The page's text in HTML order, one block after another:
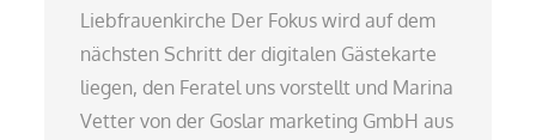
Liebfrauenkirche Der Fokus wird auf dem
nächsten Schritt der digitalen Gästekarte
liegen, den Feratel uns vorstellt und Marina
Vetter von der Goslar marketing GmbH aus